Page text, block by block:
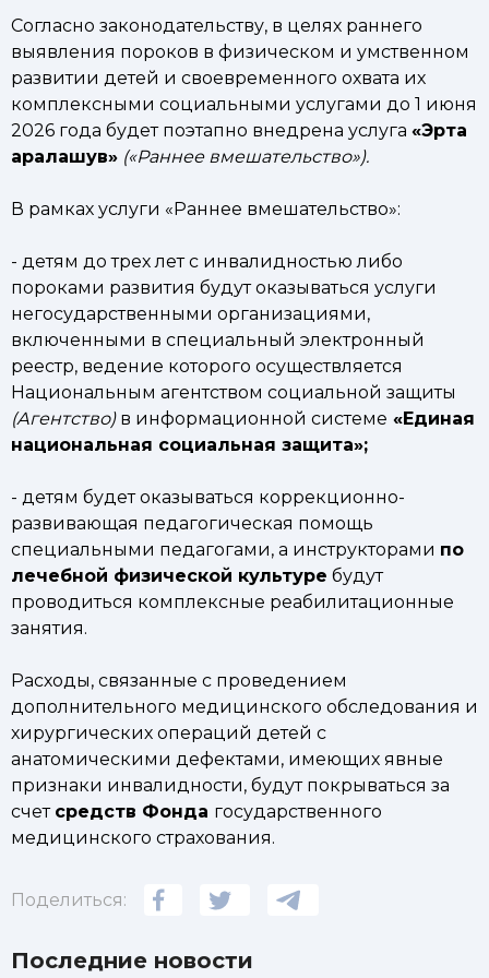
Согласно законодательству, в целях раннего
выявления пороков в физическом и умственном
развитии детей и своевременного охвата их
комплексными социальными услугами до 1 июня
2026 года будет поэтапно внедрена услуга «Эрта
аралашув» («Раннее вмешательство»).
В рамках услуги «Раннее вмешательство»:
- детям до трех лет с инвалидностью либо
пороками развития будут оказываться услуги
негосударственными организациями,
включенными в специальный электронный
реестр, ведение которого осуществляется
Национальным агентством социальной защиты
(Агентство) в информационной системе «Единая
национальная социальная защита»;
- детям будет оказываться коррекционно-
развивающая педагогическая помощь
специальными педагогами, а инструкторами по
лечебной физической культуре будут
проводиться комплексные реабилитационные
занятия.
Расходы, связанные с проведением
дополнительного медицинского обследования и
хирургических операций детей с
анатомическими дефектами, имеющих явные
признаки инвалидности, будут покрываться за
счет средств Фонда государственного
медицинского страхования.
Поделиться:
Последние новости